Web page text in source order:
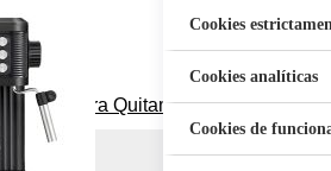
Aspiradora Quitamanchas 450W
Cookies
Cookies analíticas
Cookies de